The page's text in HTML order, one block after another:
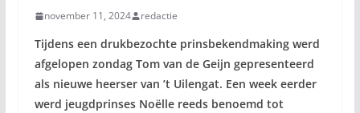
november 11, 2024 redactie
Tijdens een drukbezochte prinsbekendmaking werd
afgelopen zondag Tom van de Geijn gepresenteerd
als nieuwe heerser van ’t Uilengat. Een week eerder
werd jeugdprinses Noëlle reeds benoemd tot